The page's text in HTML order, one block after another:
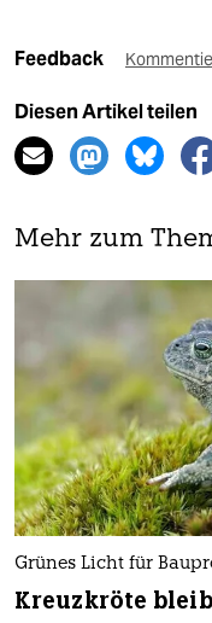
Feedback
Diesen Artikel teilen
Mehr zum
Grünes Licht für
Kreuzkröte